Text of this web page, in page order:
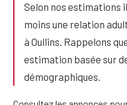
Selon nos estimations
moins une relation
à Oullins. Rappelons
estimation basée sur
démographiques.